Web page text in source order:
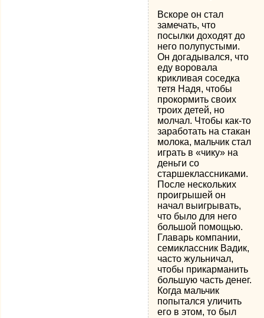
Вскоре он стал
замечать, что
посылки доходят до
него полупустыми.
Он догадывался, что
еду воровала
крикливая соседка
тетя Надя, чтобы
прокормить своих
троих детей, но
молчал. Чтобы как-то
заработать на стакан
молока, мальчик стал
играть в «чику» на
деньги со
старшеклассниками.
После нескольких
проигрышей он
начал выигрывать,
что было для него
большой помощью.
Главарь компании,
семиклассник Вадик,
часто жульничал,
чтобы прикарманить
большую часть денег.
Когда мальчик
попытался уличить
его в этом, то был